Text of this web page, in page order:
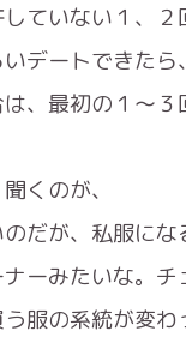
ていない１、２
デートできたら
、最初の１〜３
くのが、
のだが、私服に
ーみたいな。チ
服の系統が変わ